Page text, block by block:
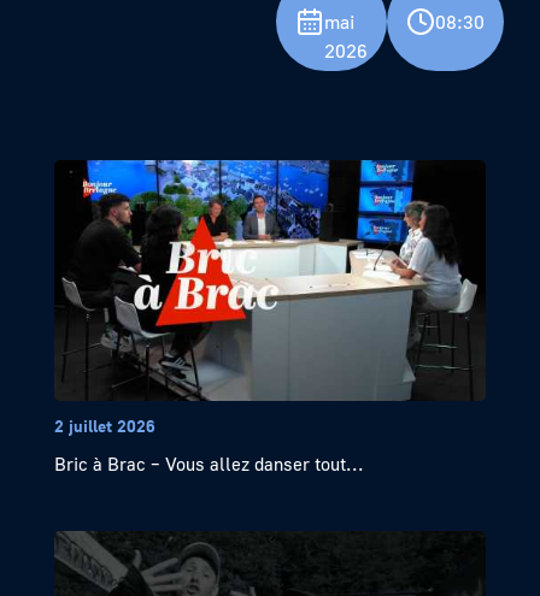
mai
2026
08:30
2 juillet 2026
Bric à Brac – Vous allez danser tout...